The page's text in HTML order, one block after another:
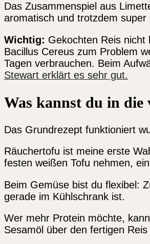
Das Zusammenspiel aus
aromatisch und trotzdem super
Wichtig: Gekochten Reis
Bacillus Cereus zum Problem
Tagen verbrauchen. Beim
Stewart erklärt es sehr gut.
Was kannst du in die
Das Grundrezept funktioniert
Räuchertofu ist meine erste
festen weißen Tofu nehmen,
Beim Gemüse bist du flexibel:
gerade im Kühlschrank ist.
Wer mehr Protein möchte,
Sesamöl über den fertigen